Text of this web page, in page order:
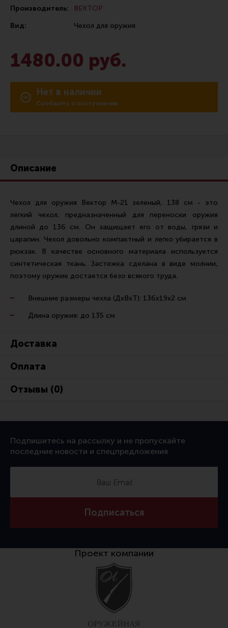
Сошки
Антабки и ремни
Тюнинг для пистолетов
Все разделы
Снаряжение для IPSC
Кобуры для IPSC
Паучеры и патронташи
Стрелковые таймеры
Холощение и тренировки
Экипировка
Пневматика
Стрелковые очки
Подсумки
Защита головы
Чистка, уход за оружием и релоадинг
Оружейная химия
Инструменты и другие аксессуары
Шомполы и наборы для чистки
Ершики, вишеры, переходники
Производитель:
ВЕКТОР
Вид:
Чехол для оружия
1480.00 руб.
Нет в наличии
Сообщить о поступлении
Описание
Чехол для оружия Вектор М-21 зеленый, 138 см - это
легкий чехол, предназначенный для переноски оружия
длиной до 136 см. Он защищает его от воды, грязи и
царапин. Чехол довольно компактный и легко убирается в
рюкзак. В качестве основного материала используется
синтетическая ткань. Застежка сделана в виде молнии,
поэтому оружие достается безо всякого труда.
Внешние размеры чехла (ДхВхТ): 136х19х2 см
Длина оружия: до 135 см
Доставка
Оплата
Отзывы (0)
Подпишитесь на рассылку и не пропускайте
последние новости и спецпредложения
Подписаться
Проект компании